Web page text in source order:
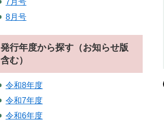
8月号
発行年度から探す（お知らせ版
含む）
令和8年度
令和7年度
令和6年度